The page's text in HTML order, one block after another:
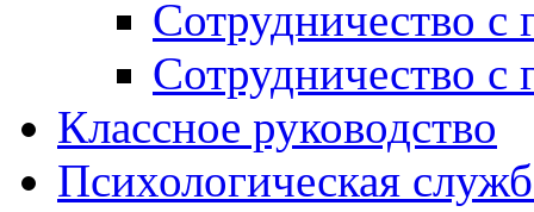
Сотрудничество
Сотрудничество с
Классное руководство
Психологическая